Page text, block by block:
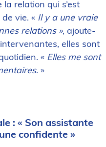
relation qui s’est
vie. « Il y a une vraie
relations », ajoute-
elles sont
« Elles me sont
. »
: « Son assistante
confidente »